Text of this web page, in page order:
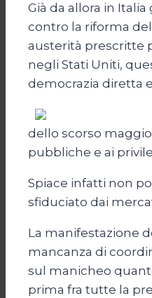
Già da allora in
contro la riforma
austerità prescritte
negli Stati Uniti,
democrazia diretta
dello scorso
pubbliche e ai
Spiace infatti non
sfiduciato dai
La manifestazione
mancanza di
sul manicheo
prima fra tutte la